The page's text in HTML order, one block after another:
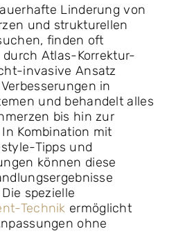
Linderung von
und strukturellen
finden oft
Atlas-Korrektur-
invasive Ansatz
in
und behandelt alles
bis hin zur
Kombination mit
Tipps und
können diese
spezielle
Technik ermöglicht
ohne